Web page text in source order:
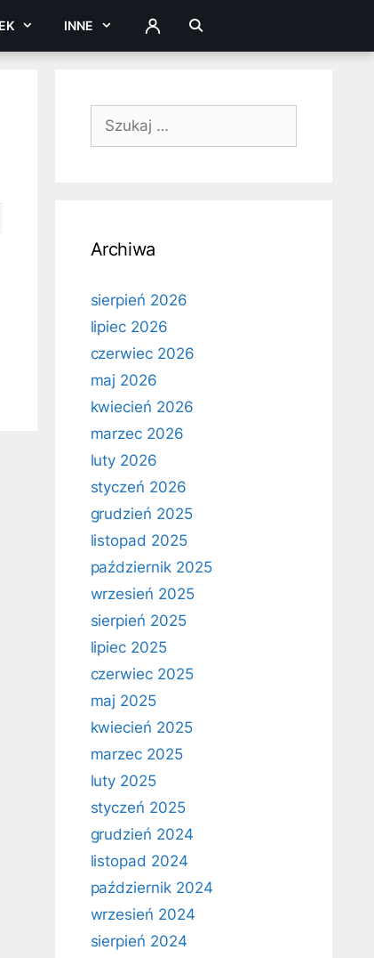
INNE ZALOGUJ
Szukaj:
Archiwa
sierpień 2026
lipiec 2026
czerwiec 2026
maj 2026
kwiecień 2026
marzec 2026
luty 2026
styczeń 2026
grudzień 2025
listopad 2025
październik 2025
wrzesień 2025
sierpień 2025
lipiec 2025
czerwiec 2025
maj 2025
kwiecień 2025
marzec 2025
luty 2025
styczeń 2025
grudzień 2024
listopad 2024
październik 2024
wrzesień 2024
sierpień 2024